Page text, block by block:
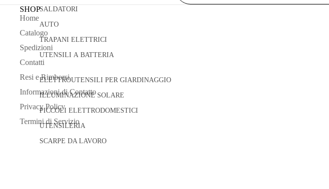
SALDATORI
AUTO
TRAPANI ELETTRICI
UTENSILI A BATTERIA
ELETTROUTENSILI PER GIARDINAGGIO
ILLUMINAZIONE SOLARE
PICCOLI ELETTRODOMESTICI
UTENSILERIA
SCARPE DA LAVORO
SHOP
Home
Catalogo
Spedizioni
Contatti
Resi e Rimborsi
Informazioni di Contatto
Privacy Policy
Termini di Servizio